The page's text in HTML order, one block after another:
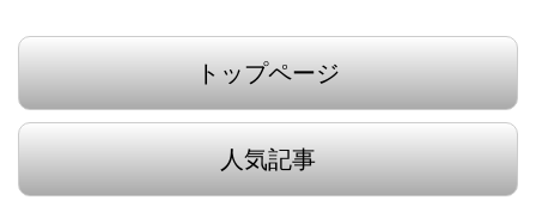
トップページ
人気記事